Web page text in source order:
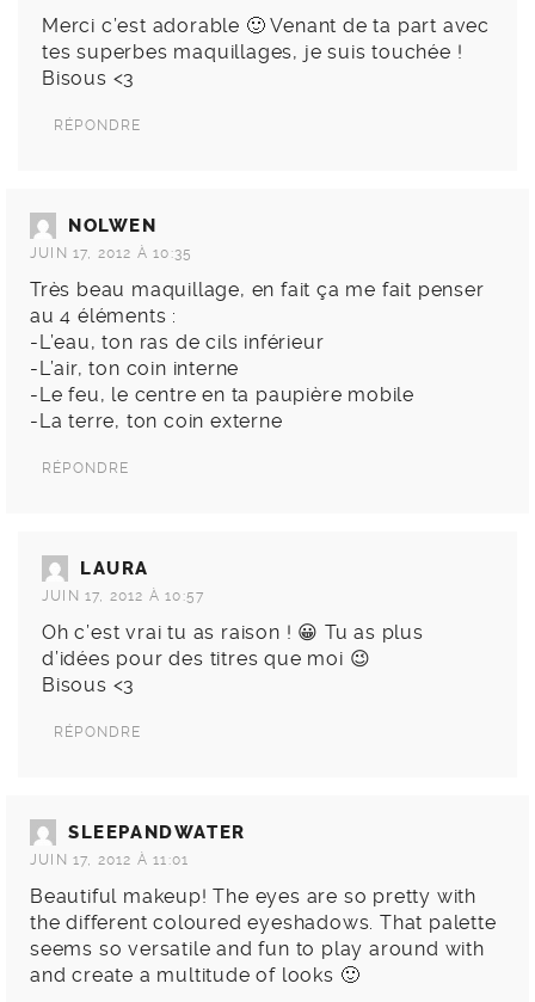
Merci c’est adorable 🙂 Venant de ta part avec
tes superbes maquillages, je suis touchée !
Bisous <3
RÉPONDRE
NOLWEN
JUIN 17, 2012 À 10:35
Très beau maquillage, en fait ça me fait penser
au 4 éléments :
-L’eau, ton ras de cils inférieur
-L’air, ton coin interne
-Le feu, le centre en ta paupière mobile
-La terre, ton coin externe
RÉPONDRE
LAURA
JUIN 17, 2012 À 10:57
Oh c’est vrai tu as raison ! 😀 Tu as plus
d’idées pour des titres que moi 😉
Bisous <3
RÉPONDRE
SLEEPANDWATER
JUIN 17, 2012 À 11:01
Beautiful makeup! The eyes are so pretty with
the different coloured eyeshadows. That palette
seems so versatile and fun to play around with
and create a multitude of looks 🙂